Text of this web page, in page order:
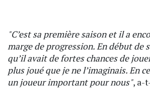
"C’est sa première saison et il a
marge de progression. En début de
qu’il avait de fortes chances de
plus joué que je ne l’imaginais. En
un joueur important pour nous", a-